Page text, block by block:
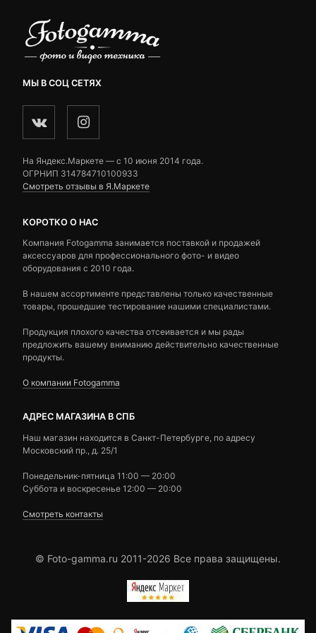
МЫ В СОЦ СЕТЯХ
На Яндекс.Маркете — c 10 июня 2014 года.
ОГРНИП 314784710100933
Смотреть отзывы в Я.Маркете
КОРОТКО О НАС
Компания Fotogamma занимается поставкой и продажей
аксессуаров для профессионального фото- и видео
оборудования с 2010 года.
В нашем ассортименте представлены только качественные
товары, прошедшие тестирование нашими специалистами.
Продукция плохого качества отсеивается и мы рады
предложить вашему вниманию действительно качественные
продукты.
О компании Fotogamma
АДРЕС МАГАЗИНА В СПБ
Наш магазин находится в Санкт-Петербурге, по адресу
Московский пр., д. 25/1
Понедельник-пятница 11:00 — 20:00
Суббота и воскресенье 12:00 — 20:00
Смотреть контакты
© Foto-gamma.ru 2011-2026 Все права защищены.